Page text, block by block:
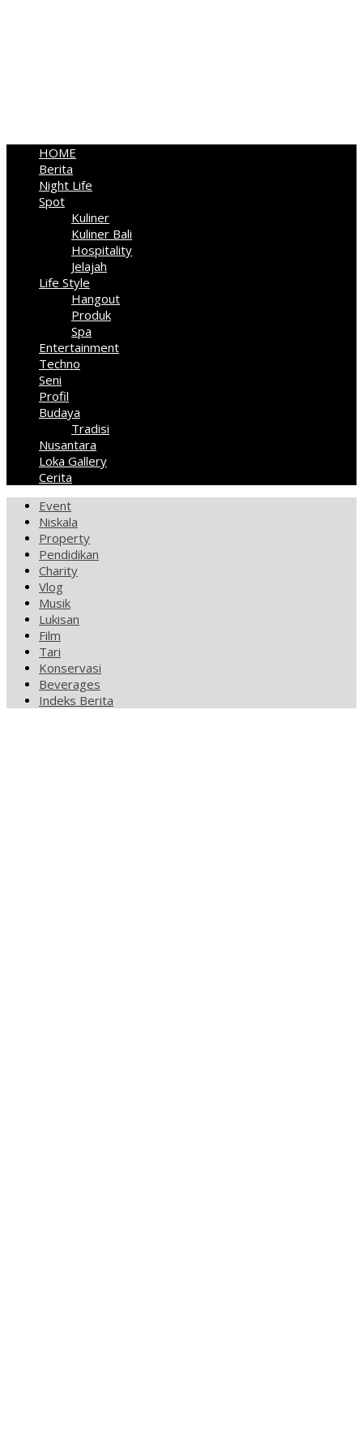
HOME
Berita
Night Life
Spot
Kuliner
Kuliner Bali
Hospitality
Jelajah
Life Style
Hangout
Produk
Spa
Entertainment
Techno
Seni
Profil
Budaya
Tradisi
Nusantara
Loka Gallery
Cerita
Event
Niskala
Property
Pendidikan
Charity
Vlog
Musik
Lukisan
Film
Tari
Konservasi
Beverages
Indeks Berita